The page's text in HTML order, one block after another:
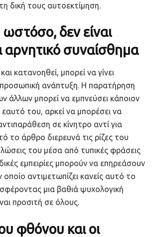
δική τους αυτοεκτίμηση.
δεν είναι
συναίσθημα
κατανοηθεί, μπορεί να γίνει
προσωπική ανάπτυξη. Η παρατήρηση
άλλων μπορεί να εμπνεύσει κάποιον
του, αρκεί να μπορέσει να
σε κίνητρο αντί για
το άρθρο διερευνά τις ρίζες του
του μέσα από τυπικές φράσεις
εμπειρίες μπορούν να επηρεάσουν
αντιμετωπίζει κανείς αυτό το
μια βαθιά ψυχολογική
προσιτή σε όλους.
φθόνου και οι